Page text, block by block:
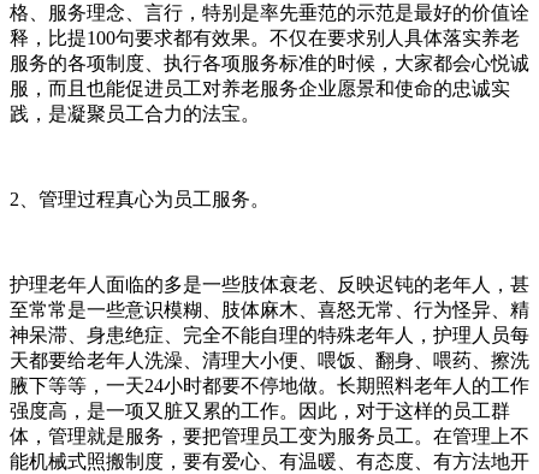
格、服务理念、言行，特别是率先垂范的示范是最好的价值诠
释，比提100句要求都有效果。不仅在要求别人具体落实养老
服务的各项制度、执行各项服务标准的时候，大家都会心悦诚
服，而且也能促进员工对养老服务企业愿景和使命的忠诚实
践，是凝聚员工合力的法宝。
2、管理过程真心为员工服务。
护理老年人面临的多是一些肢体衰老、反映迟钝的老年人，甚
至常常是一些意识模糊、肢体麻木、喜怒无常、行为怪异、精
神呆滞、身患绝症、完全不能自理的特殊老年人，护理人员每
天都要给老年人洗澡、清理大小便、喂饭、翻身、喂药、擦洗
腋下等等，一天24小时都要不停地做。长期照料老年人的工作
强度高，是一项又脏又累的工作。因此，对于这样的员工群
体，管理就是服务，要把管理员工变为服务员工。在管理上不
能机械式照搬制度，要有爱心、有温暖、有态度、有方法地开